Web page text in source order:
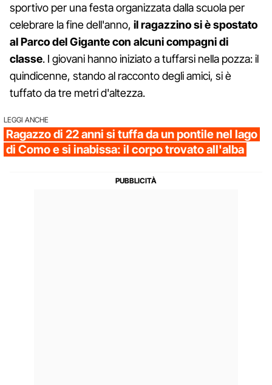
sportivo per una festa organizzata dalla scuola per
celebrare la fine dell'anno, il ragazzino si è spostato
al Parco del Gigante con alcuni compagni di
classe. I giovani hanno iniziato a tuffarsi nella pozza: il
quindicenne, stando al racconto degli amici, si è
tuffato da tre metri d'altezza.
LEGGI ANCHE
Ragazzo di 22 anni si tuffa da un pontile nel lago
di Como e si inabissa: il corpo trovato all'alba